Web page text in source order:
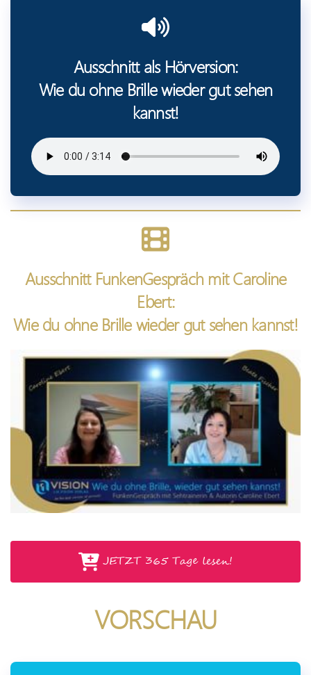
Ausschnitt als Hörversion:
Wie du ohne Brille wieder gut sehen
kannst!
Ausschnitt FunkenGespräch mit Caroline
Ebert:
Wie du ohne Brille wieder gut sehen kannst!
JETZT 365 Tage lesen!
VORSCHAU